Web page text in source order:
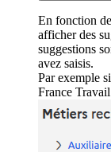
En fonction
afficher des
suggestions
avez saisis.
Par exemple
France